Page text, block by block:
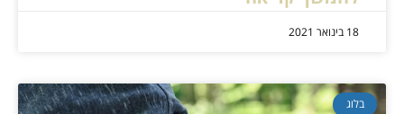
18 בינואר 2021
בלוג